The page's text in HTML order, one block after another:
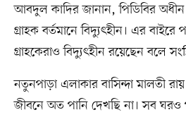
আবদুল কাদির জানান, পিডিবির
গ্রাহক বর্তমানে বিদ্যুৎহীন। এর বাইরে
গ্রাহকেরাও বিদ্যুৎহীন রয়েছেন বলে
নতুনপাড়া এলাকার বাসিন্দা মালতী
জীবনে অত পানি দেখছি না। সব ঘরও